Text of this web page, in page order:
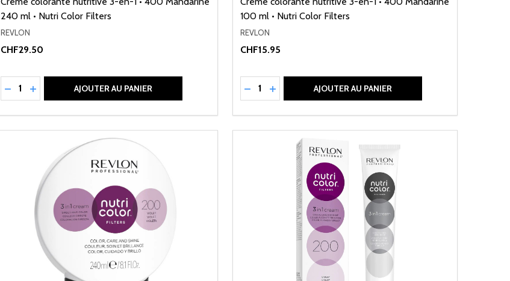
240 ml • Nutri Color Filters
REVLON
CHF29.50
Quantité:
RÉDUIRE LA QUANTITÉ DE UNDEFINED
AUGMENTER LA QUANTITÉ DE UNDEFINED
AJOUTER AU PANIER
100 ml • Nutri Color Filters
REVLON
CHF15.95
Quantité:
RÉDUIRE LA QUANTITÉ DE UNDEFINED
AUGMENTER LA QUANTITÉ DE UNDEFINED
AJOUTER AU PANIER